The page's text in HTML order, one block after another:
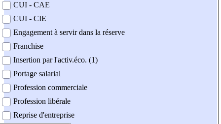
CUI - CAE
CUI - CIE
Engagement à servir dans la réserve
Franchise
Insertion par l'activ.éco. (1)
Portage salarial
Profession commerciale
Profession libérale
Reprise d'entreprise